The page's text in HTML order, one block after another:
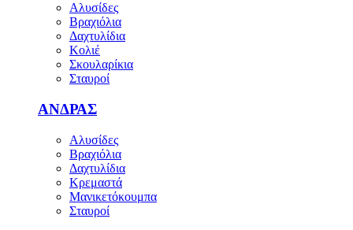
Αλυσίδες
Βραχιόλια
Δαχτυλίδια
Κολιέ
Σκουλαρίκια
Σταυροί
ΑΝΔΡΑΣ
Αλυσίδες
Βραχιόλια
Δαχτυλίδια
Κρεμαστά
Μανικετόκουμπα
Σταυροί